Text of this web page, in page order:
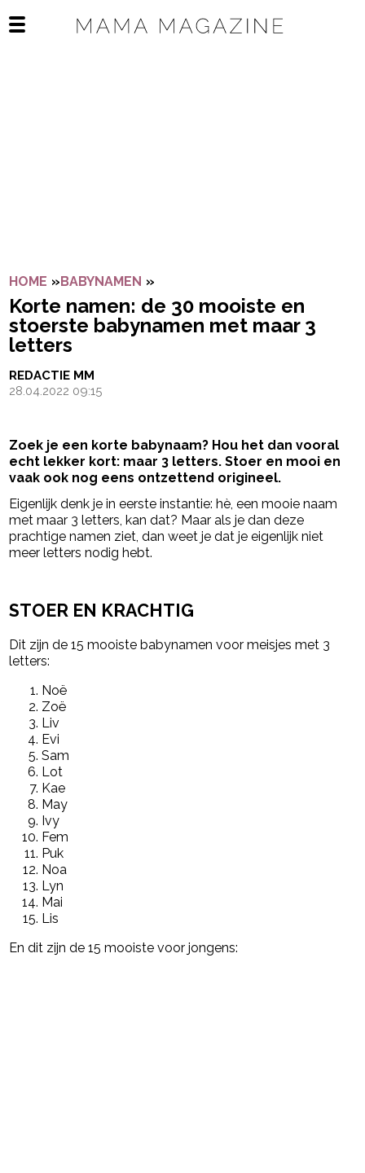
Open het mobiele menu
HOME »BABYNAMEN »
Korte namen: de 30 mooiste en
stoerste babynamen met maar 3
letters
REDACTIE MM
28.04.2022 09:15
Zoek je een korte babynaam? Hou het dan vooral
echt lekker kort: maar 3 letters. Stoer en mooi en
vaak ook nog eens ontzettend origineel.
Eigenlijk denk je in eerste instantie: hè, een mooie naam
met maar 3 letters, kan dat? Maar als je dan deze
prachtige namen ziet, dan weet je dat je eigenlijk niet
meer letters nodig hebt.
STOER EN KRACHTIG
Dit zijn de 15 mooiste babynamen voor meisjes met 3
letters:
Noë
Zoë
Liv
Evi
Sam
Lot
Kae
May
Ivy
Fem
Puk
Noa
Lyn
Mai
Lis
En dit zijn de 15 mooiste voor jongens: